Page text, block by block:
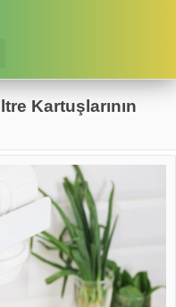
Kartuşlarının